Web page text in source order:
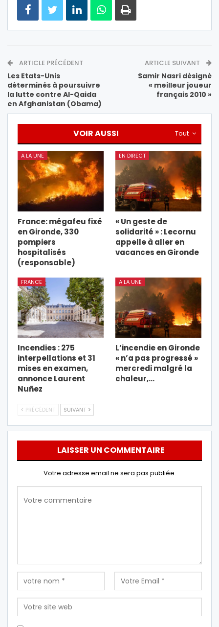
ARTICLE PRÉCÉDENT
Les Etats-Unis
déterminés à poursuivre
la lutte contre Al-Qaida
en Afghanistan (Obama)
ARTICLE SUIVANT
Samir Nasri désigné
« meilleur joueur
français 2010 »
Tout
VOIR AUSSI
A LA UNE
France: mégafeu fixé
en Gironde, 330
pompiers
hospitalisés
(responsable)
EN DIRECT
« Un geste de
solidarité » : Lecornu
appelle à aller en
vacances en Gironde
FRANCE
Incendies : 275
interpellations et 31
mises en examen,
annonce Laurent
Nuñez
A LA UNE
L’incendie en Gironde
« n’a pas progressé »
mercredi malgré la
chaleur,…
PRÉCÉDENT SUIVANT
LAISSER UN COMMENTAIRE
Votre adresse email ne sera pas publiée.